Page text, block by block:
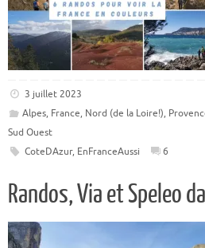
3 juillet 2023
Alpes, France, Nord (de la Loire!),
Sud Ouest
CoteDAzur, EnFranceAussi 6
Randos, Via et Speleo